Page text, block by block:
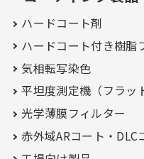
ハードコート剤
ハードコート付き樹脂
気相転写染色
平坦度測定機（フラッ
光学薄膜フィルター
赤外域ARコート・ DLC